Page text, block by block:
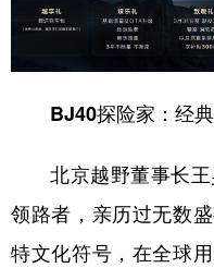
辽宁 吉林
浙江 安徽
山东 河南
广东 广西
四川 贵州
陕西 甘肃
BJ40探险家：经
北京越野董事长王
领路者，亲历过无数
特文化符号，在全球